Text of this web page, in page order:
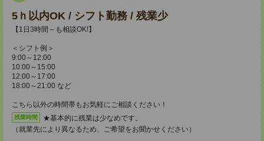
5ｈ以内OK / シフト勤務 / 残業少
【1日3時間～も相談OK!】
＜シフト例＞
9:00～12:00
10:00～15:00
12:00～17:00
18:00～21:00 など
こちら以外の時間帯もお気軽にご相談ください！
残業時間
★基本的に残業は少なめです。
（就業先により異なるため、ご希望をお聞かせください）